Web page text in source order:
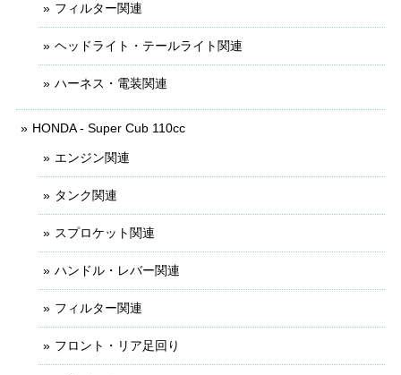
フィルター関連
ヘッドライト・テールライト関連
ハーネス・電装関連
HONDA - Super Cub 110cc
エンジン関連
タンク関連
スプロケット関連
ハンドル・レバー関連
フィルター関連
フロント・リア足回り